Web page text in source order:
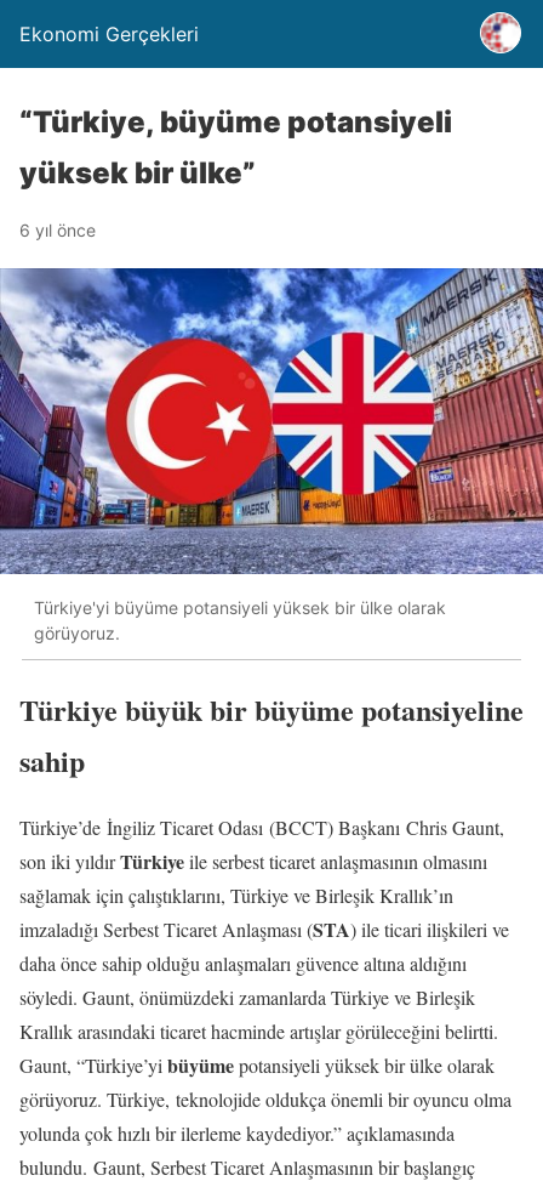
Ekonomi Gerçekleri
“Türkiye, büyüme potansiyeli
yüksek bir ülke”
6 yıl önce
Türkiye'yi büyüme potansiyeli yüksek bir ülke olarak
görüyoruz.
Türkiye büyük bir büyüme potansiyeline
sahip
Türkiye’de İngiliz Ticaret Odası (BCCT) Başkanı Chris Gaunt,
son iki yıldırTürkiyeile serbest ticaret anlaşmasının olmasını
sağlamak için çalıştıklarını, Türkiye ve Birleşik Krallık’ın
imzaladığı Serbest Ticaret Anlaşması (STA) ile ticari ilişkileri ve
daha önce sahip olduğu anlaşmaları güvence altına aldığını
söyledi. Gaunt, önümüzdeki zamanlarda Türkiye ve Birleşik
Krallık arasındaki ticaret hacminde artışlar görüleceğini belirtti.
Gaunt, “Türkiye’yi büyümepotansiyeli yüksek bir ülke olarak
görüyoruz. Türkiye, teknolojide oldukça önemli bir oyuncu olma
yolunda çok hızlı bir ilerleme kaydediyor.” açıklamasında
bulundu. Gaunt, Serbest Ticaret Anlaşmasının bir başlangıç